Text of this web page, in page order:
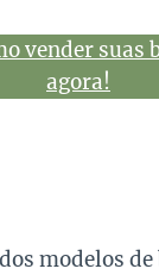
vender suas
agora!
modelos